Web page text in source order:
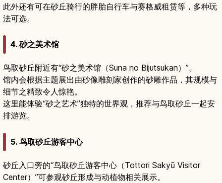
此外还有可在砂丘骑行的胖胎自行车与赛格威租赁等，多种玩
法可选。
4. 砂之美术馆
鸟取砂丘附近有“砂之美术馆（Suna no Bijutsukan）”。
馆内会根据主题展出由砂像雕刻家创作的砂雕作品，其规模与
细节之精致令人惊艳。
这里能体验“砂之艺术”独特的世界观，推荐与鸟取砂丘一起安
排游览。
5. 鸟取砂丘游客中心
砂丘入口旁的“鸟取砂丘游客中心（Tottori Sakyū Visitor
Center）”可参观砂丘形成与动植物相关展示。